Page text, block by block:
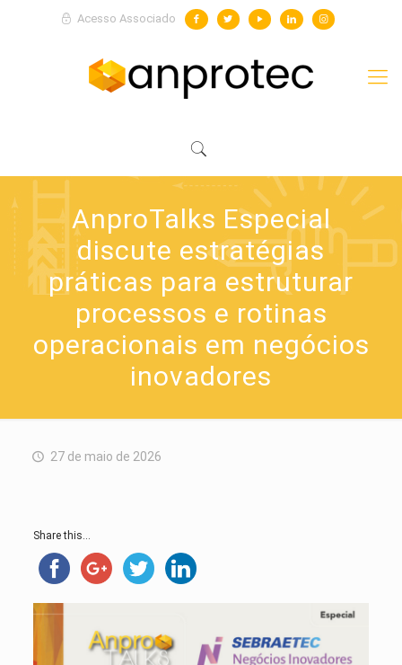
Acesso Associado
AnproTalks Especial
discute estratégias
práticas para estruturar
processos e rotinas
operacionais em negócios
inovadores
27 de maio de 2026
Share this...